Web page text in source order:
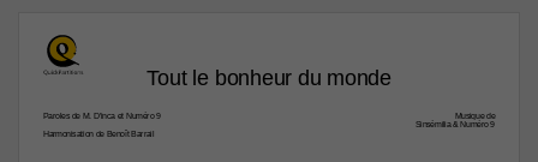
Paroles de M. D’inca et Numéro 9
Harmonisation de Benoît Barrail
Musique de
Sinsémilia & Numéro 9
Tout le bonheur du monde